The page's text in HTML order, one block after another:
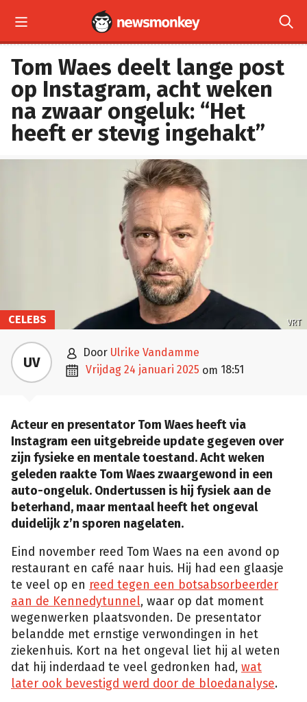
 
Tom Waes deelt lange post
op Instagram, acht weken
na zwaar ongeluk: “Het
heeft er stevig ingehakt”
VRT
CELEBS
UV  door Ulrike Vandamme
 vrijdag 24 januari 2025 om 18:51
Acteur en presentator Tom Waes heeft via
Instagram een uitgebreide update gegeven over
zijn fysieke en mentale toestand. Acht weken
geleden raakte Tom Waes zwaargewond in een
auto-ongeluk. Ondertussen is hij fysiek aan de
beterhand, maar mentaal heeft het ongeval
duidelijk z’n sporen nagelaten.
Eind november reed Tom Waes na een avond op
restaurant en café naar huis. Hij had een glaasje
te veel op en reed tegen een botsabsorbeerder
aan de Kennedytunnel, waar op dat moment
wegenwerken plaatsvonden. De presentator
belandde met ernstige verwondingen in het
ziekenhuis. Kort na het ongeval liet hij al weten
dat hij inderdaad te veel gedronken had, wat
later ook bevestigd werd door de bloedanalyse.